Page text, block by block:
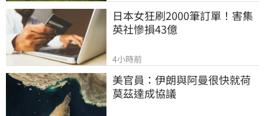
日本女狂刷2000筆訂單！害集
英社慘損43億
4小時前
美官員：伊朗與阿曼很快就荷
莫茲達成協議